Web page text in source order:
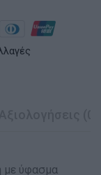
με ύφασμα